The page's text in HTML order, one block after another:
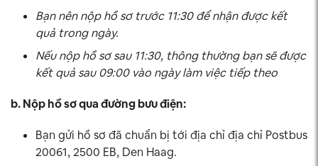
Bạn nên nộp hồ sơ trước 11:30 để nhận được kết
quả trong ngày.
Nếu nộp hồ sơ sau 11:30, thông thường bạn sẽ được
kết quả sau 09:00 vào ngày làm việc tiếp theo
b. Nộp hồ sơ qua đường bưu điện:
Bạn gửi hồ sơ đã chuẩn bị tới địa chỉ địa chỉ Postbus
20061, 2500 EB, Den Haag.